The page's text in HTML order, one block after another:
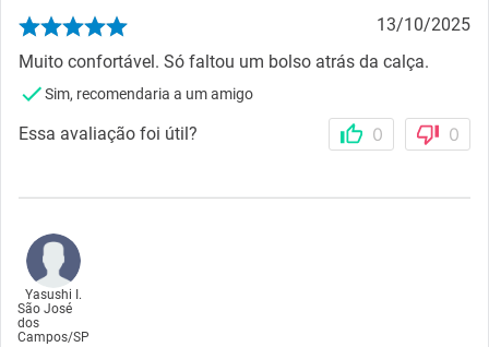
13/10/2025
Muito confortável. Só faltou um bolso atrás da calça.
Sim, recomendaria a um amigo
Essa avaliação foi útil? 0 0
Yasushi I.
São José
dos
Campos/SP